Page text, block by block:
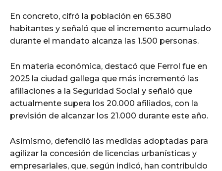
En concreto, cifró la población en 65.380
habitantes y señaló que el incremento acumulado
durante el mandato alcanza las 1.500 personas.
En materia económica, destacó que Ferrol fue en
2025 la ciudad gallega que más incrementó las
afiliaciones a la Seguridad Social y señaló que
actualmente supera los 20.000 afiliados, con la
previsión de alcanzar los 21.000 durante este año.
Asimismo, defendió las medidas adoptadas para
agilizar la concesión de licencias urbanísticas y
empresariales, que, según indicó, han contribuido